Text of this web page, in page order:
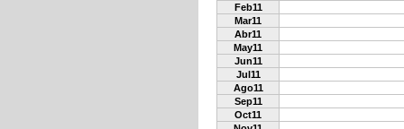
Feb11
Mar11
Abr11
May11
Jun11
Jul11
Ago11
Sep11
Oct11